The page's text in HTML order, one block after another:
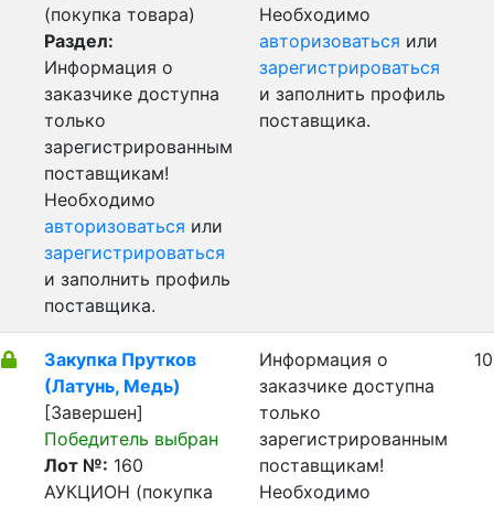
(покупка товара)
Раздел:
Информация о
заказчике доступна
только
зарегистрированным
поставщикам!
Необходимо
авторизоваться или
зарегистрироваться
и заполнить профиль
поставщика.
Необходимо
авторизоваться или
зарегистрироваться
и заполнить профиль
поставщика.
Закупка Прутков
(Латунь, Медь)
[Завершен]
Победитель выбран
Лот №: 160
АУКЦИОН (покупка
Информация о
заказчике доступна
только
зарегистрированным
поставщикам!
Необходимо